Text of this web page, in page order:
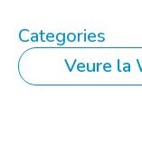
Categories
Veure la